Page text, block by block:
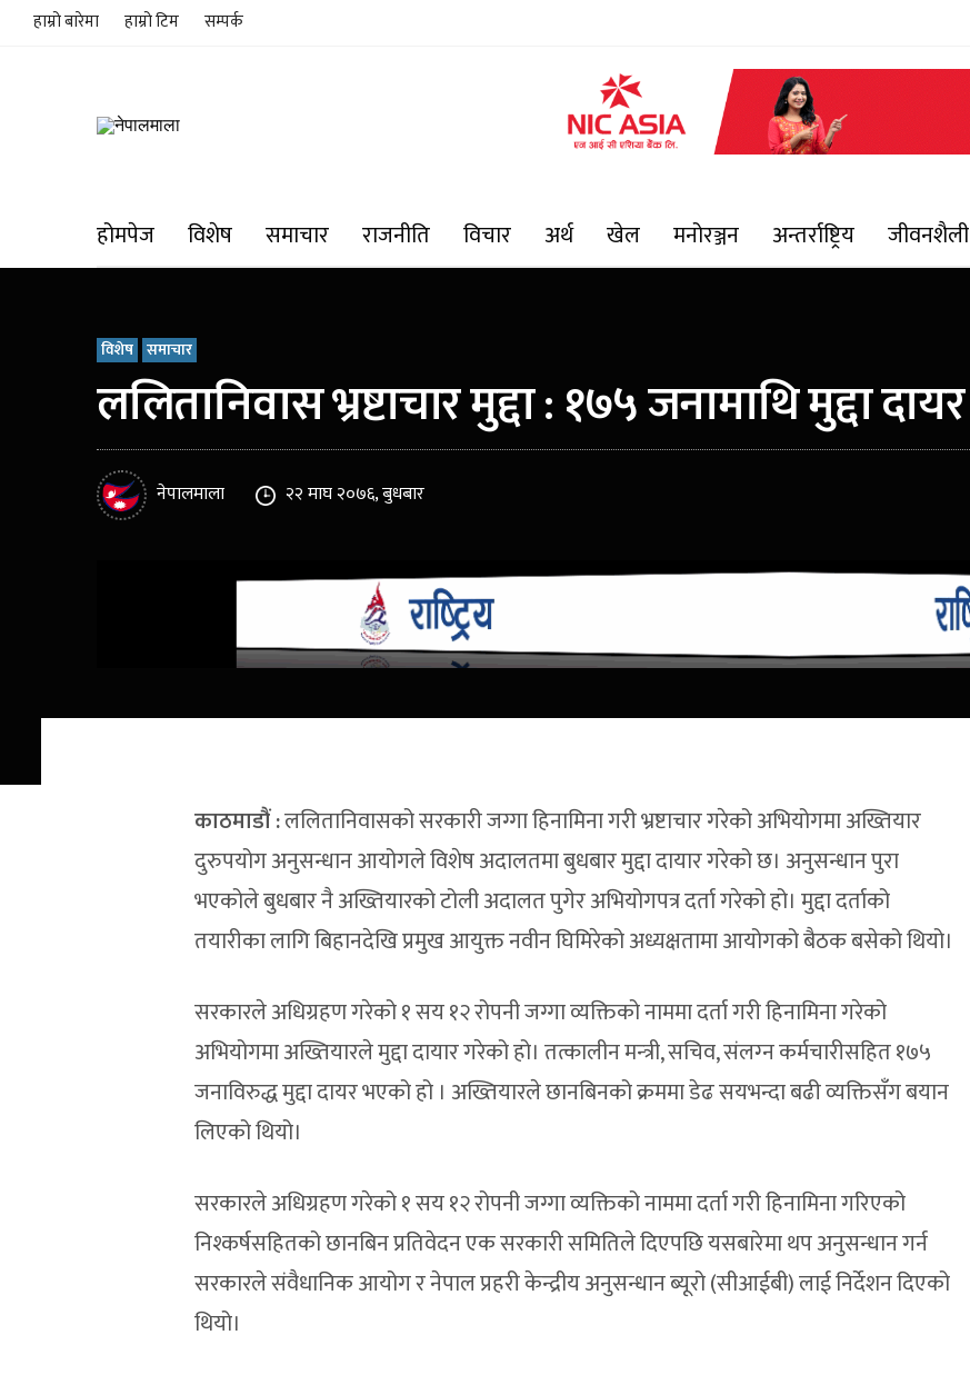
हाम्रो बारेमा हाम्रो टिम सम्पर्क
होमपेज विशेष समाचार राजनीति विचार अर्थ खेल मनोरञ्जन अन्तर्राष्ट्रिय जीवनशैली
विशेष समाचार
ललितानिवास भ्रष्टाचार मुद्दा : १७५ जनामाथि मुद्दा दायर
नेपालमाला २२ माघ २०७६, बुधबार
काठमाडौं :ललितानिवासको सरकारी जग्गा हिनामिना गरी भ्रष्टाचार गरेको अभियोगमा अख्तियार
दुरुपयोग अनुसन्धान आयोगले विशेष अदालतमा बुधबार मुद्दा दायार गरेको छ। अनुसन्धान पुरा
भएकोले बुधबार नै अख्तियारको टोली अदालत पुगेर अभियोगपत्र दर्ता गरेको हो। मुद्दा दर्ताको
तयारीका लागि बिहानदेखि प्रमुख आयुक्त नवीन घिमिरेको अध्यक्षतामा आयोगको बैठक बसेको थियो।
सरकारले अधिग्रहण गरेको १ सय १२ रोपनी जग्गा व्यक्तिको नाममा दर्ता गरी हिनामिना गरेको
अभियोगमा अख्तियारले मुद्दा दायार गरेको हो। तत्कालीन मन्‍त्री, सचिव, संलग्‍न कर्मचारीसहित १७५
जनाविरुद्ध मुद्दा दायर भएको हो । अख्तियारले छानबिनको क्रममा डेढ सयभन्दा बढी व्यक्तिसँग बयान
लिएको थियो।
सरकारले अधिग्रहण गरेको १ सय १२ रोपनी जग्गा व्यक्तिको नाममा दर्ता गरी हिनामिना गरिएको
निश्कर्षसहितको छानबिन प्रतिवेदन एक सरकारी समितिले दिएपछि यसबारेमा थप अनुसन्धान गर्न
सरकारले संवैधानिक आयोग र नेपाल प्रहरी केन्द्रीय अनुसन्धान ब्यूरो (सीआईबी) लाई निर्देशन दिएको
थियो।